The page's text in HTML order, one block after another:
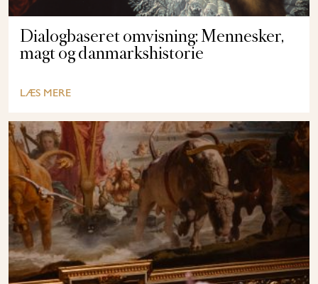
Dialogbaseret omvisning: Mennesker,
magt og danmarkshistorie
LÆS MERE